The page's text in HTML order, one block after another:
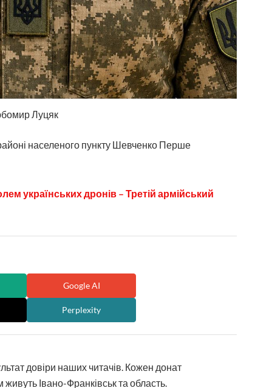
Луцяк
населеного пункту Шевченко Перше
українських дронів – Третій армійський
Google AI
Perplexity
довіри наших читачів. Кожен донат
Івано-Франківськ та область.